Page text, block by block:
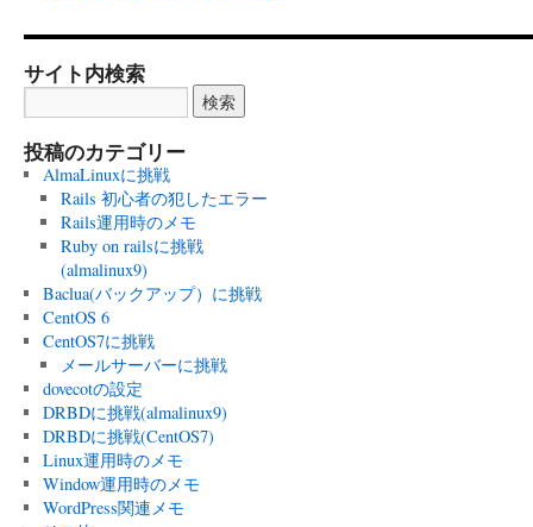
サイト内検索
投稿のカテゴリー
AlmaLinuxに挑戦
Rails 初心者の犯したエラー
Rails運用時のメモ
Ruby on railsに挑戦
(almalinux9)
Baclua(バックアップ）に挑戦
CentOS 6
CentOS7に挑戦
メールサーバーに挑戦
dovecotの設定
DRBDに挑戦(almalinux9)
DRBDに挑戦(CentOS7)
Linux運用時のメモ
Window運用時のメモ
WordPress関連メモ